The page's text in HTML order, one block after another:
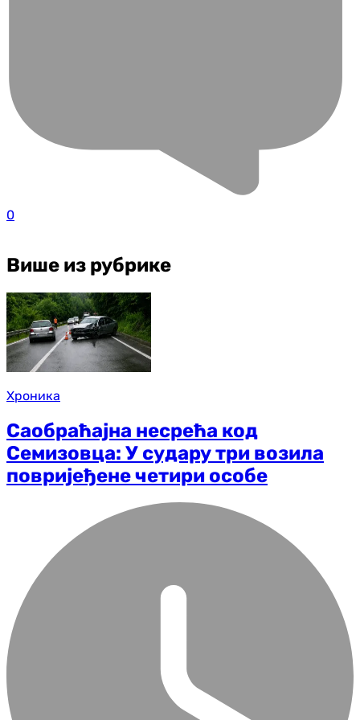
0
Више из рубрике
Хроника
Саобраћајна несрећа код
Семизовца: У судару три возила
повријеђене четири особе